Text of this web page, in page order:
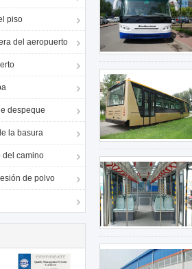
piso
del aeropuerto
despeque
la basura
del camino
de polvo